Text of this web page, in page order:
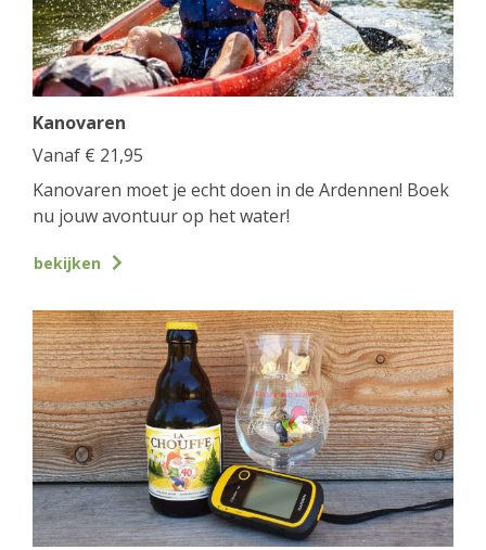
Kanovaren
Vanaf € 21,95
Kanovaren moet je echt doen in de Ardennen! Boek
nu jouw avontuur op het water!
bekijken